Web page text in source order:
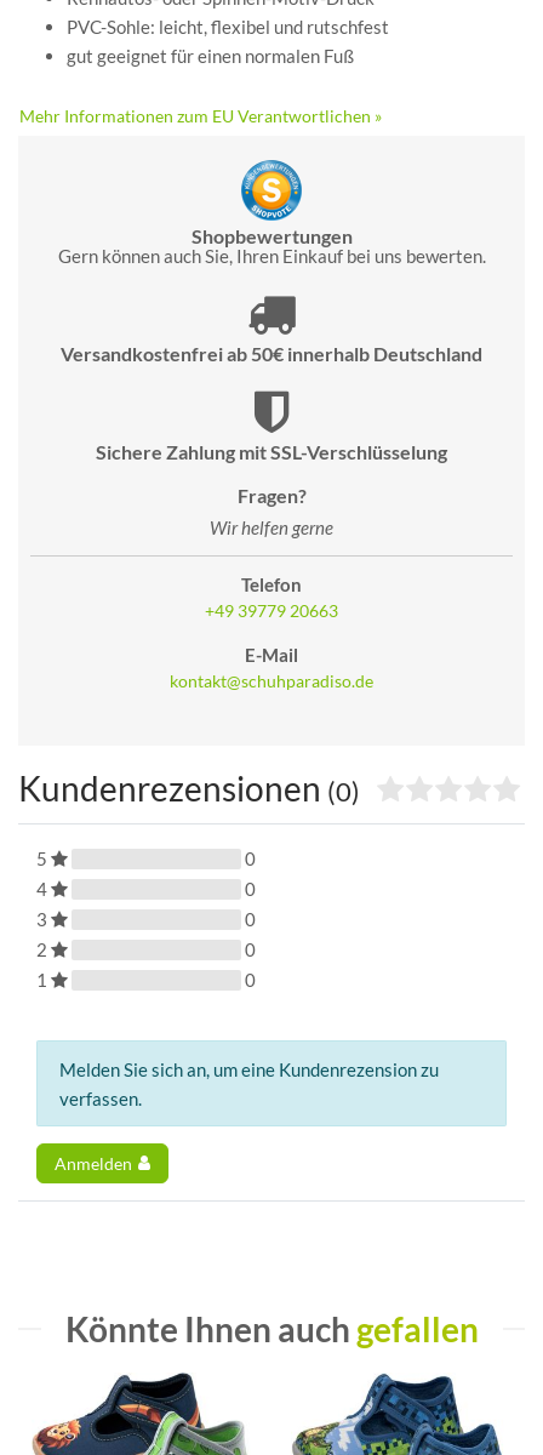
PVC-Sohle: leicht, flexibel und rutschfest
gut geeignet für einen normalen Fuß
Mehr Informationen zum EU Verantwortlichen »
Shopbewertungen
Gern können auch Sie, Ihren Einkauf bei uns bewerten.
Versandkostenfrei ab 50€ innerhalb Deutschland
Sichere Zahlung mit SSL-Verschlüsselung
Fragen?
Wir helfen gerne
Telefon
+49 39779 20663
E-Mail
kontakt@schuhparadiso.de
Kundenrezensionen (0)
5
0
4
0
3
0
2
0
1
0
Melden Sie sich an, um eine Kundenrezension zu
verfassen.
Anmelden
Könnte Ihnen auch gefallen